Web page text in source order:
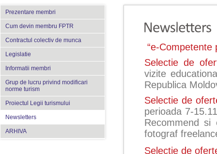
Prezentare membri
Cum devin membru FPTR
Contractul colectiv de munca
Legislatie
Informatii membri
Grup de lucru privind modificari
norme turism
Proiectul Legii turismului
Newsletters
ARHIVA
“e-Competente
Selectie de
vizite
Republica
Selectie de
perioada 7-
Recommend si
fotograf
Selectie de